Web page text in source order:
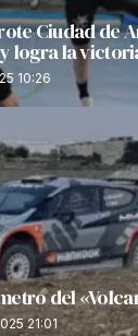
Ciudad de
logra la
10:26
del
21:01